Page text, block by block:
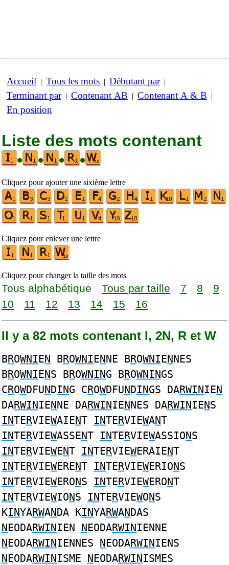
Accueil | Tous les mots | Débutant par|
Terminant par| Contenant AB | Contenant A & B |
En position
Liste des mots contenant
•
• • •
Cliquez pour ajouter une sixième lettre
Cliquez pour enlever une lettre
Cliquez pour changer la taille des mots
Tous alphabétique Tous par taille 7 8
9
10
11 12 13 14 15 16
Il y a 82 mots contenant I, 2N, R et W
BROWNIEN BROWNIENNE BROWNIENNES
BROWNIENS BROWNING BROWNINGS
CROWDFUNDING CROWDFUNDINGS DARWINIEN
DARWINIENNE DARWINIENNES DARWINIENS
INTERVIEWAIENT INTERVIEWANT
INTERVIEWASSENT INTERVIEWASSIONS
INTERVIEWENT INTERVIEWERAIENT
INTERVIEWERENT INTERVIEWERIONS
INTERVIEWERONS INTERVIEWERONT
INTERVIEWIONS INTERVIEWONS
KINYARWANDA KINYARWANDAS
NEODARWINIEN NEODARWINIENNE
NEODARWINIENNES NEODARWINIENS
NEODARWINISME NEODARWINISMES